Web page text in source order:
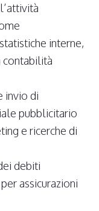
interne,
contabilità
invio di
pubblicitario
e ricerche di
debiti
assicurazioni